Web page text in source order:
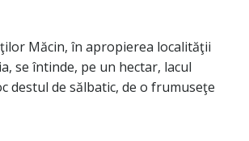
Măcin, în apropierea localităţii
se întinde, pe un hectar, lacul
destul de sălbatic, de o frumuseţe